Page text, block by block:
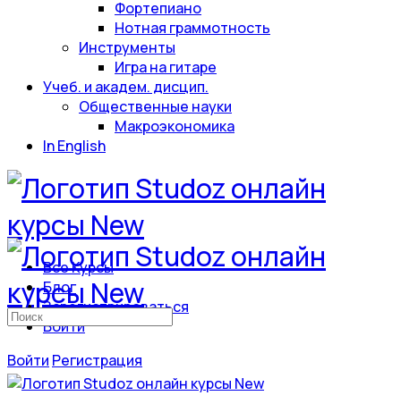
Фортепиано
Нотная граммотность
Инструменты
Игра на гитаре
Учеб. и академ. дисцип.
Общественные науки
Макроэкономика
In English
Все Курсы
Блог
Зарегистрироваться
Войти
Войти Регистрация
Искать: